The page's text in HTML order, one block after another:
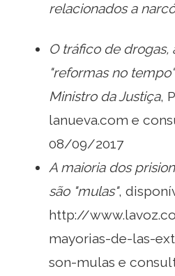
relacionados a
O tráfico de drogas,
"reformas no
Ministro da Justiça,
lanueva.com e
08/09/2017
A maioria dos
são "mulas",
http://
mayorias-de-las-
son-mulas e